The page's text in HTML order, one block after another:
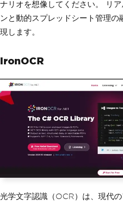
ナリオを想像してください。 リ
ンと動的スプレッドシート管理の
現します。
IronOCR
光学文字認識（OCR）は、現代